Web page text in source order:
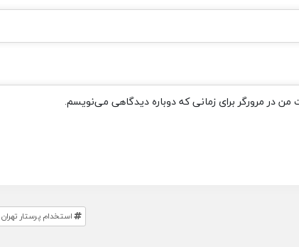
من در مرورگر برای زمانی که دوباره دیدگاهی می‌نویسم.
استخدام پرستار تهران